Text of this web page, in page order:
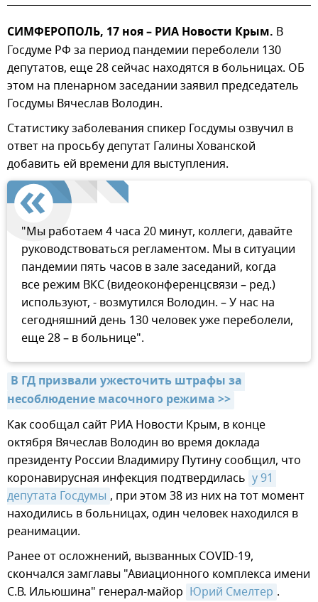
СИМФЕРОПОЛЬ, 17 ноя – РИА Новости Крым. В
Госдуме РФ за период пандемии переболели 130
депутатов, еще 28 сейчас находятся в больницах. ОБ
этом на пленарном заседании заявил председатель
Госдумы Вячеслав Володин.
Статистику заболевания спикер Госдумы озвучил в
ответ на просьбу депутат Галины Хованской
добавить ей времени для выступления.
"Мы работаем 4 часа 20 минут, коллеги, давайте
руководствоваться регламентом. Мы в ситуации
пандемии пять часов в зале заседаний, когда
все режим ВКС (видеоконференцсвязи – ред.)
используют, - возмутился Володин. – У нас на
сегодняшний день 130 человек уже переболели,
еще 28 – в больнице".
В ГД призвали ужесточить штрафы за
несоблюдение масочного режима >>
Как сообщал сайт РИА Новости Крым, в конце
октября Вячеслав Володин во время доклада
президенту России Владимиру Путину сообщил, что
коронавирусная инфекция подтвердилась у 91
депутата Госдумы , при этом 38 из них на тот момент
находились в больницах, один человек находился в
реанимации.
Ранее от осложнений, вызванных COVID-19,
скончался замглавы "Авиационного комплекса имени
С.В. Ильюшина" генерал-майор Юрий Смелтер .